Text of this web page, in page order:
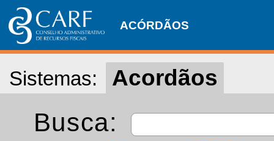
ACÓRDÃOS
Sistemas: Acordãos
Busca: